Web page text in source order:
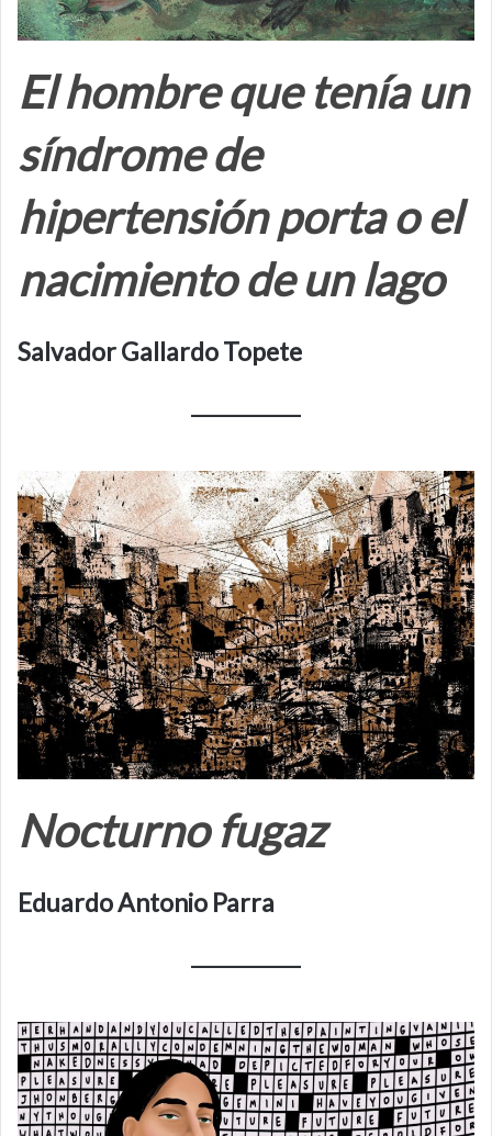
El hombre que tenía un
síndrome de
hipertensión porta o el
nacimiento de un lago
Salvador Gallardo Topete
Nocturno fugaz
Eduardo Antonio Parra